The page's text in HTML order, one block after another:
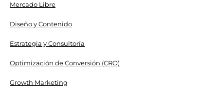
Mercado Libre
Diseño y Contenido
Estrategia y Consultoría
Optimización de Conversión (CRO)
Growth Marketing